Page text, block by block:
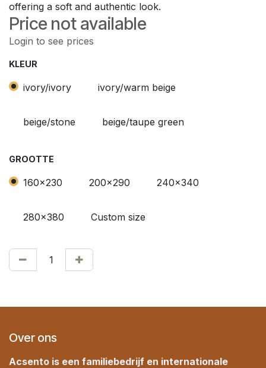
offering a soft and authentic look.
Price not available
Login to see prices
KLEUR
ivory/ivory ivory/warm beige
beige/stone beige/taupe green
GROOTTE
160x230 200x290 240x340
280x380 Custom size
Over ons
Acsento is een familiebedrijf en internationale